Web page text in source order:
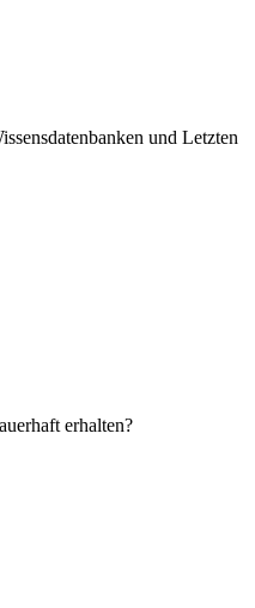
und Letzten
erhalten?